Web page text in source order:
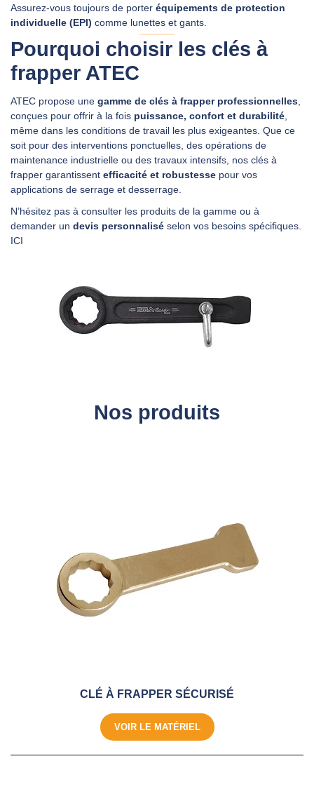
Assurez‑vous toujours de porter équipements de protection
individuelle (EPI) comme lunettes et gants.
Pourquoi choisir les clés à
frapper ATEC
ATEC propose une gamme de clés à frapper professionnelles,
conçues pour offrir à la fois puissance, confort et durabilité,
même dans les conditions de travail les plus exigeantes. Que ce
soit pour des interventions ponctuelles, des opérations de
maintenance industrielle ou des travaux intensifs, nos clés à
frapper garantissent efficacité et robustesse pour vos
applications de serrage et desserrage.
N’hésitez pas à consulter les produits de la gamme ou à
demander un devis personnalisé selon vos besoins spécifiques.
ICI
Nos produits
CLÉ À FRAPPER SÉCURISÉ
VOIR LE MATÉRIEL